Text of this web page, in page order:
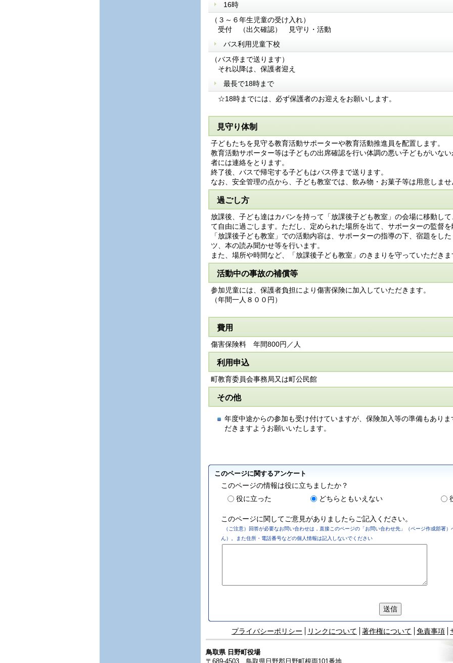
16時
（３～６年生児童の受け入れ）
受付 （出欠確認） 見守り・活動
バス利用児童下校
（バス停まで送ります）
それ以降は、保護者迎え
最長で18時まで
☆18時までには、必ず保護者のお迎えをお願いします。
見守り体制
子どもたちを見守る教育活動サポーターや教育活動推進員を配置します。
教育活動サポーター等は子どもの出席確認を行い体調の悪い子どもがいな
者には連絡をとります。
終了後、バスで帰宅する子どもはバス停まで送ります。
なお、安全管理の点から、子ども教室では、飲み物・お菓子等は用意しませ
過ごし方
放課後、子ども達はカバンを持って「放課後子ども教室」の会場に移動し
て自由に過ごします。ただし、定められた場所を出て、サポーターの監督
「放課後子ども教室」での活動内容は、サポーターの指導の下、宿題をし
ツ、本の読み聞かせ等を行います。
また、場所や時間など、「放課後子ども教室」のきまりを守っていただき
活動中の事故の補償等
参加児童には、保護者負担により傷害保険に加入していただきます。
（年間一人８００円）
費用
傷害保険料 年間800円／人
利用申込
町教育委員会事務局又は町公民館
その他
年度中途からの参加も受け付けていますが、保険加入等の準備もあり
だきますようお願いいたします。
このページに関するアンケート
このページの情報は役に立ちましたか？
役に立った
どちらともいえない
このページに関してご意見がありましたらご記入ください。
（ご注意）回答が必要なお問い合わせは，直接このページの「お問い合わせ先」（ページ作成部署
ん）。また住所・電話番号などの個人情報は記入しないでください
プライバシーポリシー リンクについて 著作権について 免責事項
鳥取県 日野町役場
〒689-4503 鳥取県 日野郡日野町根雨101番地